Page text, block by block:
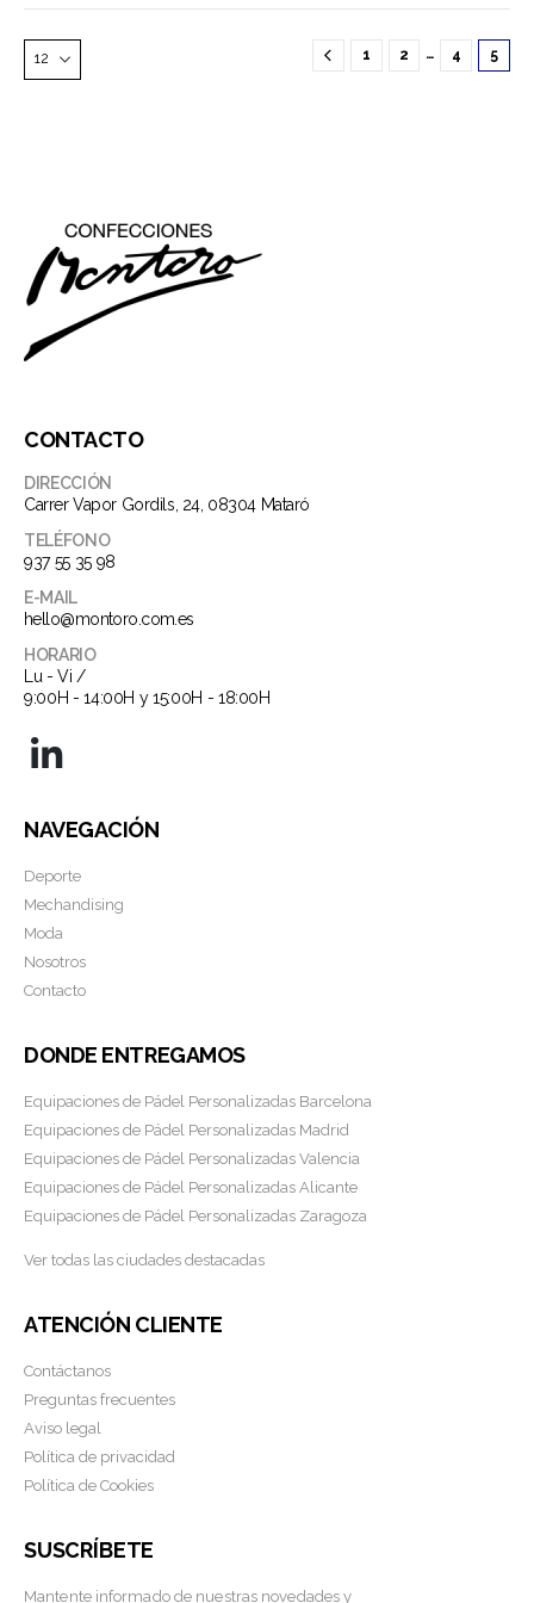
múltiples
variantes.
Las
página
de
producto
1 2 … 4 5
CONTACTO
DIRECCIÓN
Carrer Vapor Gordils, 24, 08304 Mataró
TELÉFONO
937 55 35 98
E-MAIL
hello@montoro.com.es
HORARIO
Lu - Vi /
9:00H - 14:00H y 15:00H - 18:00H
NAVEGACIÓN
Deporte
Mechandising
Moda
Nosotros
Contacto
DONDE ENTREGAMOS
Equipaciones de Pádel Personalizadas Barcelona
Equipaciones de Pádel Personalizadas Madrid
Equipaciones de Pádel Personalizadas Valencia
Equipaciones de Pádel Personalizadas Alicante
Equipaciones de Pádel Personalizadas Zaragoza
Ver todas las ciudades destacadas
ATENCIÓN CLIENTE
Contáctanos
Preguntas frecuentes
Aviso legal
Política de privacidad
Política de Cookies
SUSCRÍBETE
Mantente informado de nuestras novedades y